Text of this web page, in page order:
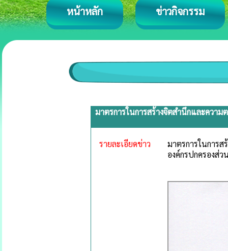
หน้าหลัก ข่าวกิจกรรม
มาตรการในการสร้างจิตสำนึกและควา
รายละเอียดข่าว
มาตรการในการ
องค์กรปกครองส่